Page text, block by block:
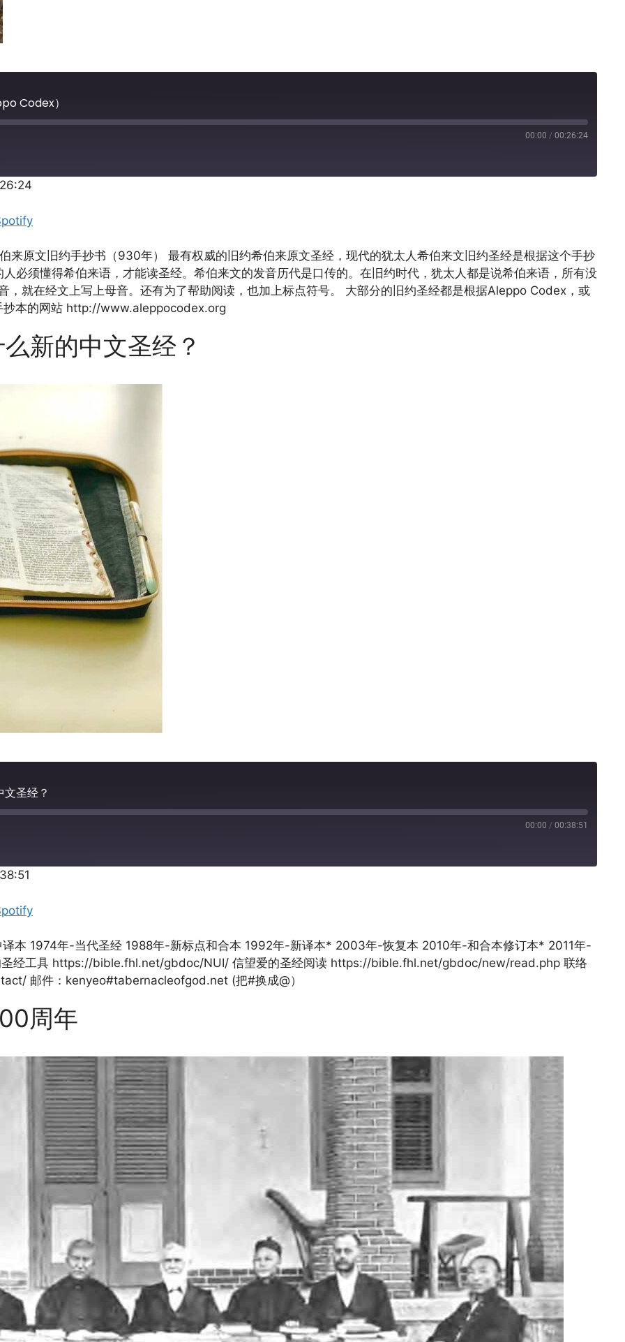
Codex）
00:00 / 00:26:24
原文旧约手抄书（930年） 最有权威的旧约希伯来原文圣经，现代的犹太人希伯来文旧约圣经是根据这个手抄
必须懂得希伯来语，才能读圣经。希伯来文的发音历代是口传的。在旧约时代，犹太人都是说希伯来语，所有没
就在经文上写上母音。还有为了帮助阅读，也加上标点符号。 大部分的旧约圣经都是根据Aleppo Codex，或
抄本的网站 http://www.aleppocodex.org
新的中文圣经？
圣经？
00:00 / 00:38:51
本 1974年-当代圣经 1988年-新标点和合本 1992年-新译本* 2003年-恢复本 2010年-和合本修订本* 2011年-
圣经工具 https://bible.fhl.net/gbdoc/NUI/ 信望爱的圣经阅读 https://bible.fhl.net/gbdoc/new/read.php 联络
邮件：kenyeo#tabernacleofgod.net (把#换成@）
周年